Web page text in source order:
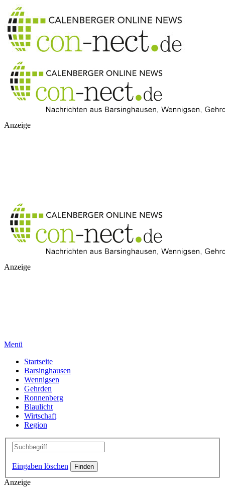
Anzeige
Anzeige
Menü
Startseite
Barsinghausen
Wennigsen
Gehrden
Ronnenberg
Blaulicht
Wirtschaft
Region
Eingaben löschen
Anzeige